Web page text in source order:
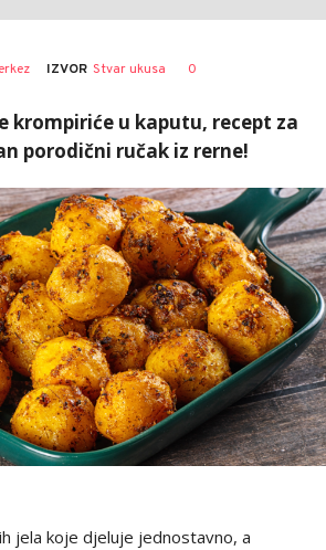
IZVOR Stvar ukusa 0
krompiriće u kaputu, recept za
porodični ručak iz rerne!
jela koje djeluje jednostavno, a